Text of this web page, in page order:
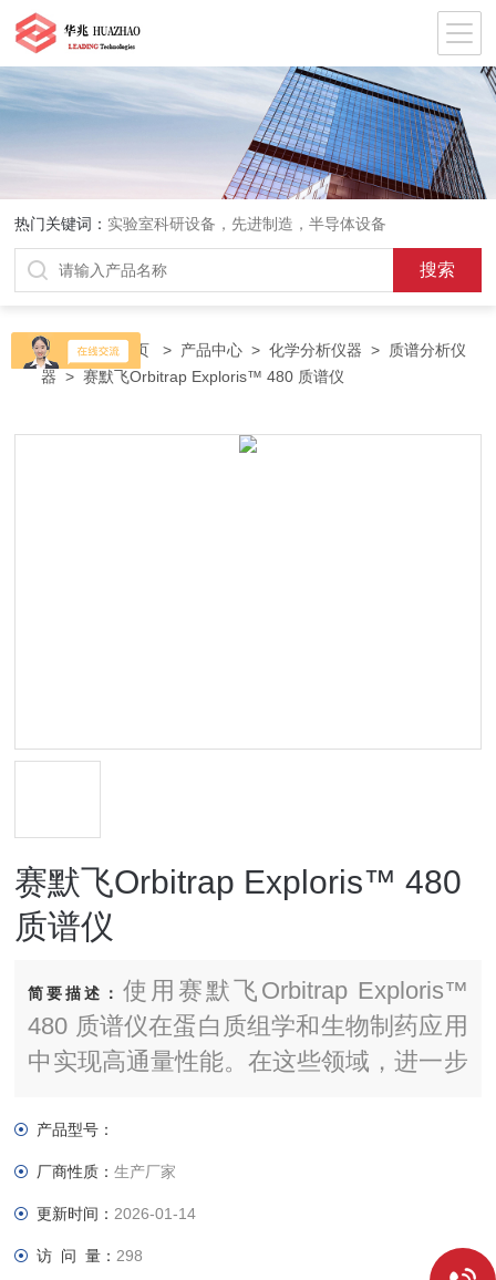
热门关键词： 实验室科研设备，先进制造，半导体设备
当前位置：首页 > 产品中心 >化学分析仪器 > 质谱分析仪
器 > 赛默飞Orbitrap Exploris™ 480 质谱仪
赛默飞Orbitrap Exploris™ 480
质谱仪
简要描述： 使用赛默飞Orbitrap Exploris™
480 质谱仪在蛋白质组学和生物制药应用
中实现高通量性能。在这些领域，进一步
丰富的见解提供了良好的选择性。通过性
能与智能相结合，为转化科学研究人员提
供助力；探索与靶向定量之间的转换从未
入，甚至日常工作也会变得简单、明确而
产品型号：
厂商性质：生产厂家
更新时间： 2026-01-14
访 问 量： 298